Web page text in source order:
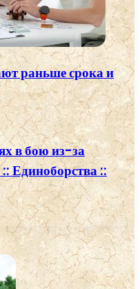
раньше срока и
в бою из-за
Единоборства ::